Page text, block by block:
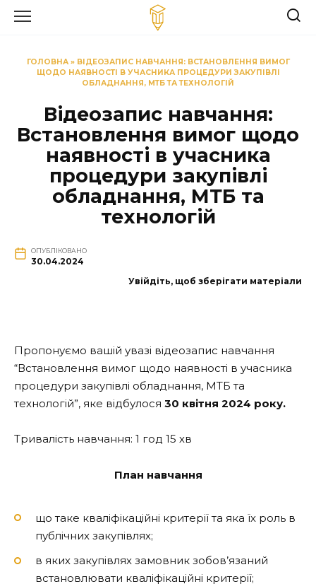
ГОЛОВНА» ВІДЕОЗАПИС НАВЧАННЯ: ВСТАНОВЛЕННЯ ВИМОГ
ЩОДО НАЯВНОСТІ В УЧАСНИКА ПРОЦЕДУРИ ЗАКУПІВЛІ
ОБЛАДНАННЯ, МТБ ТА ТЕХНОЛОГІЙ
Відеозапис навчання:
Встановлення вимог щодо
наявності в учасника
процедури закупівлі
обладнання, МТБ та
технологій
ОПУБЛІКОВАНО
30.04.2024
Увійдіть, щоб зберігати матеріали
Пропонуємо вашій увазі відеозапис навчання
“Встановлення вимог щодо наявності в учасника
процедури закупівлі обладнання, МТБ та
технологій”, яке відбулося 30 квітня 2024 року.
Тривалість навчання: 1 год 15 хв
План навчання
що таке кваліфікаційні критерії та яка їх роль в
публічних закупівлях;
в яких закупівлях замовник зобов’язаний
встановлювати кваліфікаційні критерії;